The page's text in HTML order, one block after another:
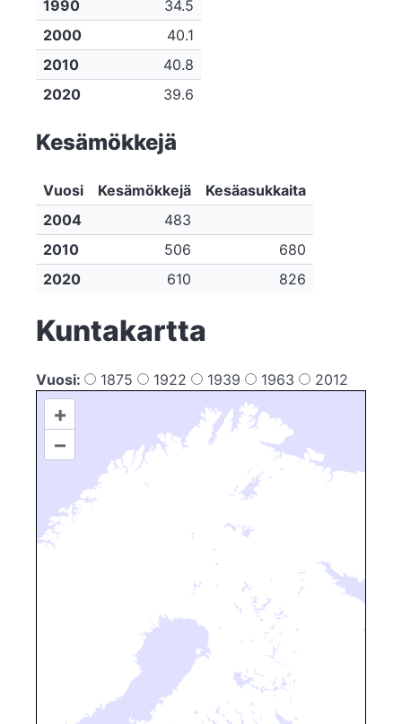
1990
34.5
2000
40.1
2010
40.8
2020
39.6
Kesämökkejä
Vuosi Kesämökkejä
Kesäasukkaita
2004
483
2010
506
680
2020
610 826
Kuntakartta
Vuosi: 1875 1922 1939 1963 2012
+
–